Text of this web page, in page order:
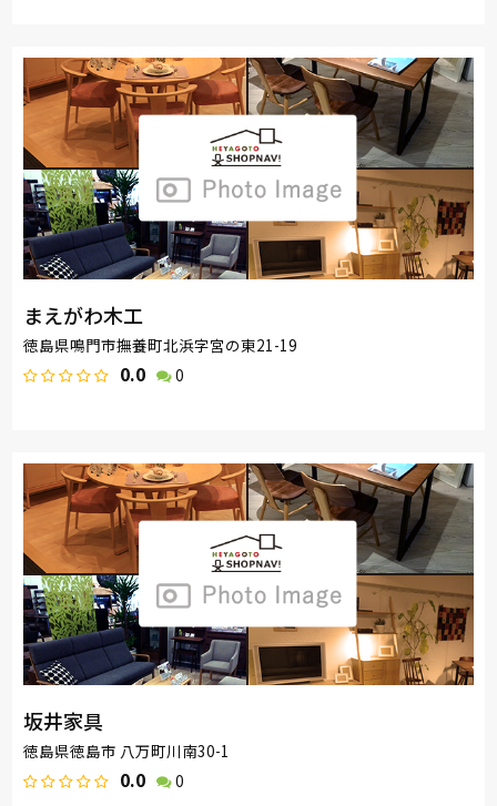
まえがわ木工
徳島県鳴門市撫養町北浜字宮の東21-19
0.0 0
坂井家具
徳島県徳島市 八万町川南30-1
0.0 0